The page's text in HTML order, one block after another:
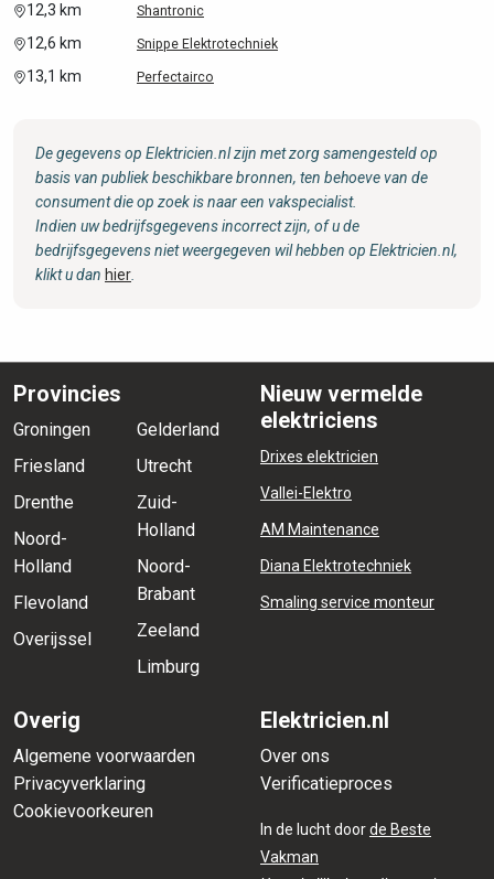
12,3 km Shantronic
12,6 km Snippe Elektrotechniek
13,1 km Perfectairco
De gegevens op Elektricien.nl zijn met zorg samengesteld op
basis van publiek beschikbare bronnen, ten behoeve van de
consument die op zoek is naar een vakspecialist.
Indien uw bedrijfsgegevens incorrect zijn, of u de
bedrijfsgegevens niet weergegeven wil hebben op Elektricien.nl,
klikt u dan hier
Provincies
Groningen
Friesland
Drenthe
Noord-
Holland
Flevoland
Overijssel
Gelderland
Utrecht
Zuid-
Holland
Noord-
Brabant
Zeeland
Limburg
Nieuw vermelde
elektriciens
Drixes elektricien
Vallei-Elektro
AM Maintenance
Diana Elektrotechniek
Smaling service monteur
Overig
Algemene voorwaarden
Privacyverklaring
Cookievoorkeuren
Elektricien.nl
Over ons
Verificatieproces
In de lucht doorde Beste
Vakman